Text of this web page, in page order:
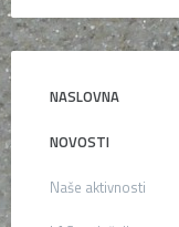
NASLOVNA
NOVOSTI
Naše aktivnosti